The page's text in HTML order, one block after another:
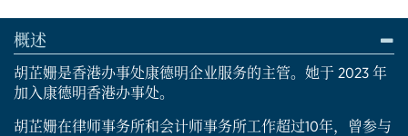
概述
胡芷姗是香港办事处康德明企业服务的主管。她于 2023 年
加入康德明香港办事处。
胡芷姗在律师事务所和会计师事务所工作超过10年，曾参与